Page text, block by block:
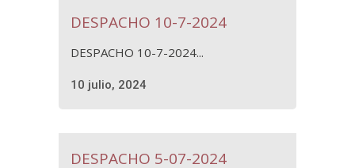
DESPACHO 10-7-2024
DESPACHO 10-7-2024...
10 julio, 2024
DESPACHO 5-07-2024